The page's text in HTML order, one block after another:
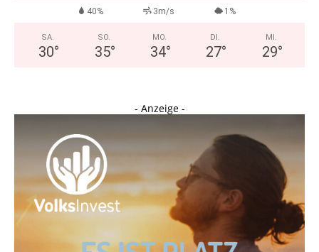
40% 3m/s 1%
SA.
30°
SO.
35°
MO.
34°
DI.
27°
MI.
29°
- Anzeige -